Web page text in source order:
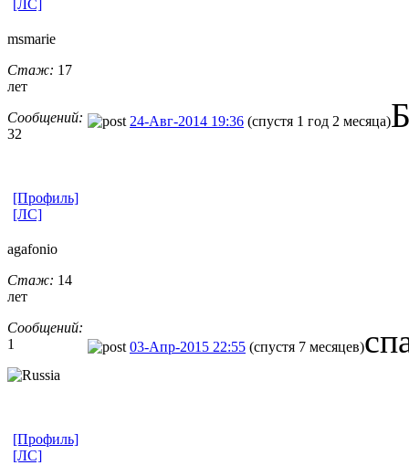
[ЛС]
msmarie
Стаж: 17
лет
Сообщений:
32
24-Авг-2014 19:36 (спустя 1 год 2 месяца)
[Профиль]
[ЛС]
agafonio
Стаж: 14
лет
Сообщений:
1
03-Апр-2015 22:55 (спустя 7 месяцев)
[Профиль]
[ЛС]